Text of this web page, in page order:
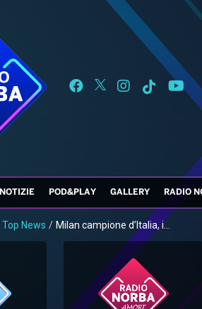
NOTIZIE POD&PLAY GALLERY RADIO
Top News / Milan campione d’Italia, i...